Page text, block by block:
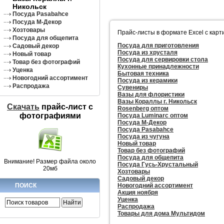
Никольск
Посуда Pasabahce
Посуда М-Декор
Хозтовары
Посуда для общепита
Садовый декор
Новый товар
Товар без фотографий
Уценка
Новогодний ассортимент
Распродажа
Скачать прайс-лист c
фотографиями
Внимание! Размер файла около
20мб
ПОИСК
Прайс-листы в формате Excel с
Посуда для приготовления
Посуда из хрусталя
Посуда для сервировки стола
Кухонные принадлежности
Бытовая техника
Посуда из керамики
Сувениры
Вазы для флористики
Вазы Кораллы г. Никольск
Rosenberg оптом
Посуда Luminarc оптом
Посуда М-Декор
Посуда Pasabahce
Посуда из чугуна
Новый товар
Товар без фотографий
Посуда для общепита
Посуда Гусь-Хрустальный
Хозтовары
Садовый декор
Новогодний ассортимент
Акция ноября
Уценка
Распродажа
Товары для дома Мультидом